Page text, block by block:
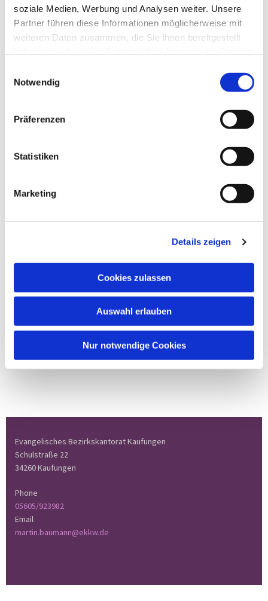
soziale Medien, Werbung und Analysen weiter. Unsere
Partner führen diese Informationen möglicherweise mit
weiteren Daten zusammen, die Sie ihnen bereitgestellt
Notwendig
Präferenzen
Statistiken
Marketing
Details zeigen
Cookies zulassen
Auswahl erlauben
Nur notwendige Cookies
Interessierte Kinder können jederzeit - außer
direkt vor Aufführungen - bei den Chorproben
In den Schulferien und an Feiertagen finden
Chormitglieder informieren sich bitte anhand
des Probenplans über evtl. ausfallende oder in
Evangelisches Bezirkskantorat Kaufungen
Schulstraße 22
34260 Kaufungen
Phone
05605/923982
Email
martin.baumann@ekkw.de